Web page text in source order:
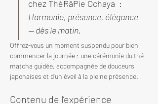
chez ThéRâPie Ochaya  :
Harmonie, présence, élégance
— dès le matin.
Offrez-vous un moment suspendu pour bien
commencer la journée : une cérémonie du thé
matcha guidée, accompagnée de douceurs
japonaises et d’un éveil à la pleine présence.
Contenu de l’expérience